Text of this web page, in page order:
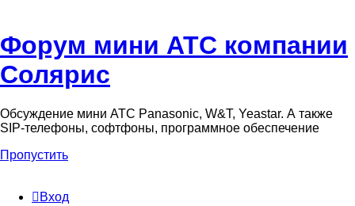
Форум мини АТС компании
Солярис
Обсуждение мини АТС Panasonic, W&T, Yeastar. А также
SIP-телефоны, софтфоны, программное обеспечение
Пропустить
Вход